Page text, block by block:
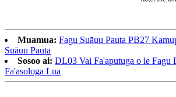
Muamua: Fagu Suāuu Pauta PB27
Suāuu Pauta
Sosoo ai: DL03 Vai Fa'aputuga o le Fagu
Fa'asologa Lua